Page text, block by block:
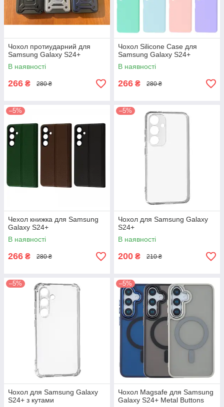
Чохол протиударний для
Samsung Galaxy S24+
В наявності
266 ₴ 280 ₴
Чохол Silicone Case для
Samsung Galaxy S24+
В наявності
266 ₴ 280 ₴
–5%
Чехол книжка для Samsung
Galaxy S24+
В наявності
266 ₴ 280 ₴
–5%
Чохол для Samsung Galaxy
S24+
В наявності
200 ₴ 210 ₴
–5%
Чохол для Samsung Galaxy
S24+ з кутами
–5%
Чохол Magsafe для Samsung
Galaxy S24+ Metal Buttons